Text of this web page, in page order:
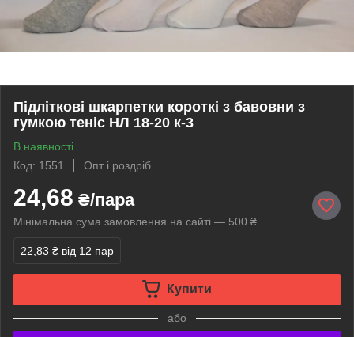
Підліткові шкарпетки короткі з бавовни з
гумкою теніс НЛ 18-20 к-3
В наявності
Код: 1551
Опт і роздріб
24,68 ₴/пара
Мінімальна сума замовлення на сайті — 500 ₴
22,83 ₴ від 12 пар
Купити
або